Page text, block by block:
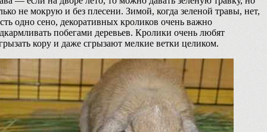
не мокрую и без плесени. Зимой, когда зеленой травы, нет,
одно сено, декоративных кроликов очень важно
побегами деревьев. Кролики очень любят
кору и даже сгрызают мелкие ветки целиком.